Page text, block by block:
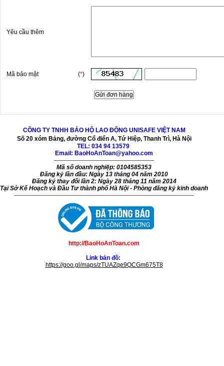
Yêu cầu thêm
Mã bảo mật (*)
CÔNG TY TNHH BẢO HỘ LAO ĐỘNG UNISAFE VIỆT NAM
Số 20 xóm Bảng, đường Cổ điển A, Tứ Hiệp, Thanh Trì, Hà Nội
TEL: 034 94 13579
Email: BaoHoAnToan@yahoo.com
--------------------------------------------------
Mã số doanh nghiệp: 0104585353
Đăng ký lần đầu: Ngày 13 tháng 04 năm 2010
Đăng ký thay đổi lần 2: Ngày 28 tháng 11 năm 2014
Tại Sở Kế Hoạch và Đầu Tư thành phố Hà Nội - Phòng đăng ký kinh doanh
------------------------------------------------------------------------------------------
http://BaoHoAnToan.com
Link bản đồ:
https://goo.gl/maps/zTUAZqe9QCGm675T8